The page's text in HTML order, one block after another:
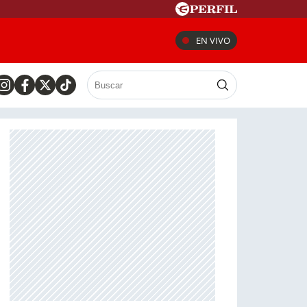
EN VIVO